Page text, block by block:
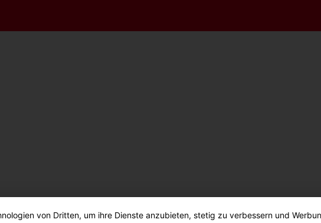
von Dritten, um ihre Dienste anzubieten, stetig zu verbessern und